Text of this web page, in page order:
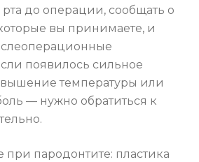
до операции, сообщать о
вы принимаете, и
появилось сильное
температуры или
— нужно обратиться к
пародонтите: пластика